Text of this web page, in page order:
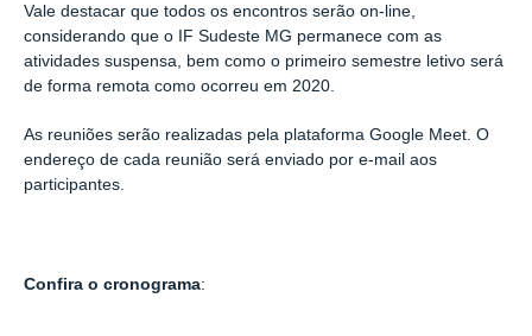
Vale destacar que todos os encontros serão on-line,
considerando que o IF Sudeste MG permanece com as
atividades suspensa, bem como o primeiro semestre letivo será
de forma remota como ocorreu em 2020.
As reuniões serão realizadas pela plataforma Google Meet. O
endereço de cada reunião será enviado por e-mail aos
participantes.
Confira o cronograma: